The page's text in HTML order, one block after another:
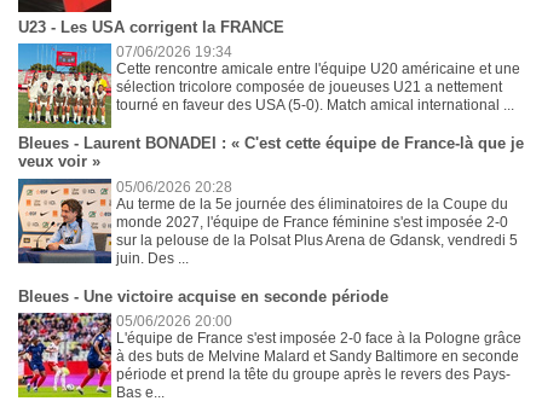
U23 - Les USA corrigent la FRANCE
07/06/2026 19:34
Cette rencontre amicale entre l'équipe U20 américaine et une
sélection tricolore composée de joueuses U21 a nettement
tourné en faveur des USA (5-0). Match amical international ...
Bleues - Laurent BONADEI : « C'est cette équipe de France-là que je
veux voir »
05/06/2026 20:28
Au terme de la 5e journée des éliminatoires de la Coupe du
monde 2027, l'équipe de France féminine s'est imposée 2-0
sur la pelouse de la Polsat Plus Arena de Gdansk, vendredi 5
juin. Des ...
Bleues - Une victoire acquise en seconde période
05/06/2026 20:00
L'équipe de France s'est imposée 2-0 face à la Pologne grâce
à des buts de Melvine Malard et Sandy Baltimore en seconde
période et prend la tête du groupe après le revers des Pays-
Bas e...